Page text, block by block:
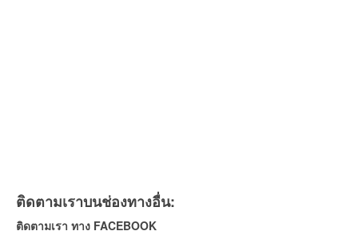
ติดตามเราบนช่องทางอื่น:
ติดตามเรา ทาง FACEBOOK